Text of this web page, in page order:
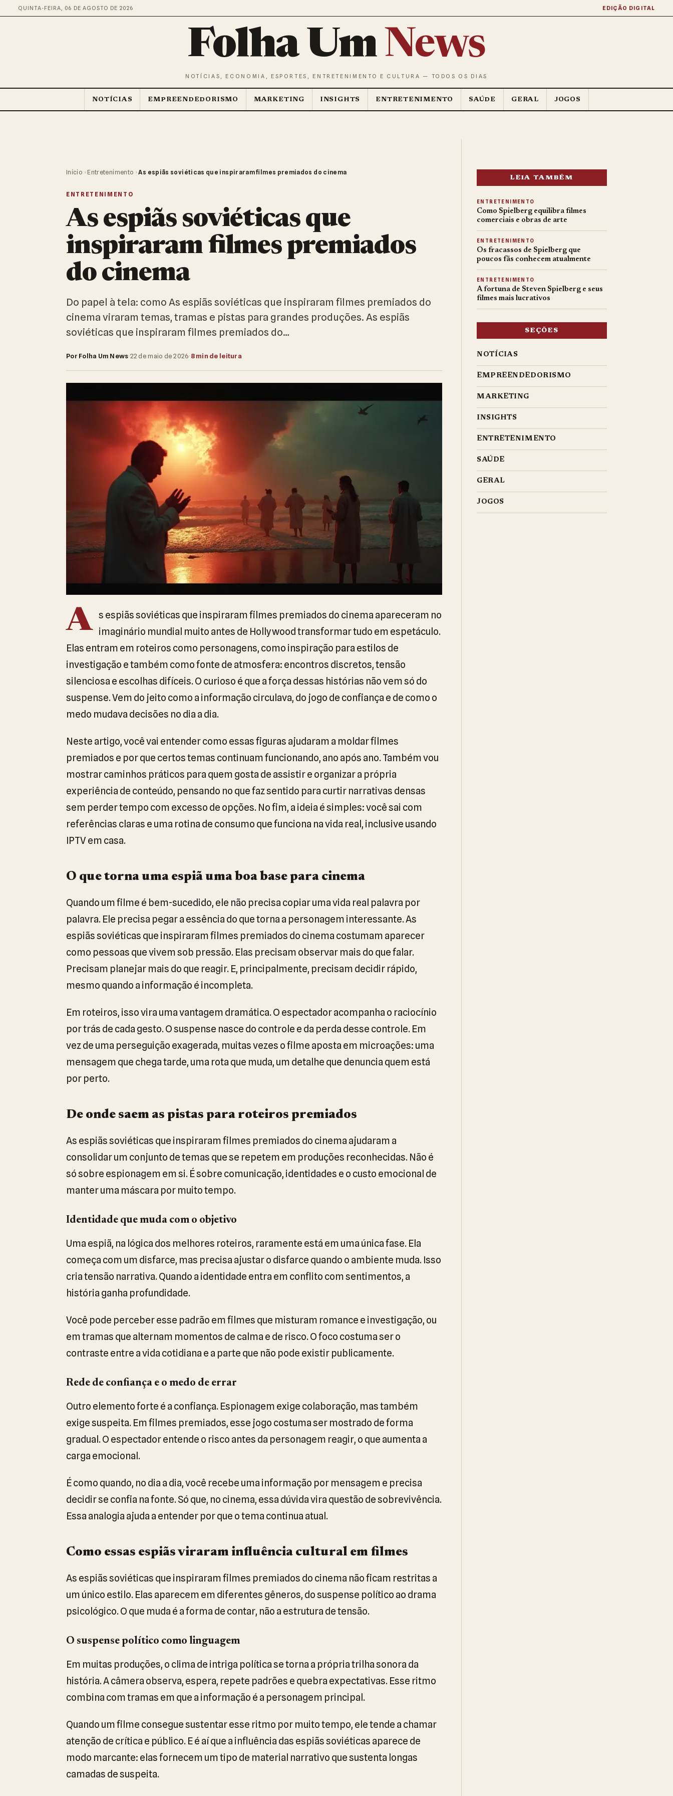
QUINTA-FEIRA, 06 DE AGOSTO DE 2026 EDIÇÃO DIGITAL
Folha Um News
NOTÍCIAS, ECONOMIA, ESPORTES, ENTRETENIMENTO E CULTURA — TODOS OS DIAS
NOTÍCIAS EMPREENDEDORISMO MARKETING INSIGHTS ENTRETENIMENTO SAÚDE GERAL JOGOS
Início › Entretenimento › As espiãs soviéticas que inspiraram filmes premiados do cinema
ENTRETENIMENTO
As espiãs soviéticas que
inspiraram filmes premiados
do cinema
Do papel à tela: como As espiãs soviéticas que inspiraram filmes premiados do
cinema viraram temas, tramas e pistas para grandes produções. As espiãs
soviéticas que inspiraram filmes premiados do…
Por Folha Um News·22 de maio de 2026·8 min de leitura
A s espiãs soviéticas que inspiraram filmes premiados do cinema apareceram no
imaginário mundial muito antes de Hollywood transformar tudo em espetáculo.
Elas entram em roteiros como personagens, como inspiração para estilos de
investigação e também como fonte de atmosfera: encontros discretos, tensão
silenciosa e escolhas difíceis. O curioso é que a força dessas histórias não vem só do
suspense. Vem do jeito como a informação circulava, do jogo de confiança e de como o
medo mudava decisões no dia a dia.
Neste artigo, você vai entender como essas figuras ajudaram a moldar filmes
premiados e por que certos temas continuam funcionando, ano após ano. Também vou
mostrar caminhos práticos para quem gosta de assistir e organizar a própria
experiência de conteúdo, pensando no que faz sentido para curtir narrativas densas
sem perder tempo com excesso de opções. No fim, a ideia é simples: você sai com
referências claras e uma rotina de consumo que funciona na vida real, inclusive usando
IPTV em casa.
O que torna uma espiã uma boa base para cinema
Quando um filme é bem-sucedido, ele não precisa copiar uma vida real palavra por
palavra. Ele precisa pegar a essência do que torna a personagem interessante. As
espiãs soviéticas que inspiraram filmes premiados do cinema costumam aparecer
como pessoas que vivem sob pressão. Elas precisam observar mais do que falar.
Precisam planejar mais do que reagir. E, principalmente, precisam decidir rápido,
mesmo quando a informação é incompleta.
Em roteiros, isso vira uma vantagem dramática. O espectador acompanha o raciocínio
por trás de cada gesto. O suspense nasce do controle e da perda desse controle. Em
vez de uma perseguição exagerada, muitas vezes o filme aposta em microações: uma
mensagem que chega tarde, uma rota que muda, um detalhe que denuncia quem está
por perto.
De onde saem as pistas para roteiros premiados
As espiãs soviéticas que inspiraram filmes premiados do cinema ajudaram a
consolidar um conjunto de temas que se repetem em produções reconhecidas. Não é
só sobre espionagem em si. É sobre comunicação, identidades e o custo emocional de
manter uma máscara por muito tempo.
Identidade que muda com o objetivo
Uma espiã, na lógica dos melhores roteiros, raramente está em uma única fase. Ela
começa com um disfarce, mas precisa ajustar o disfarce quando o ambiente muda. Isso
cria tensão narrativa. Quando a identidade entra em conflito com sentimentos, a
história ganha profundidade.
Você pode perceber esse padrão em filmes que misturam romance e investigação, ou
em tramas que alternam momentos de calma e de risco. O foco costuma ser o
contraste entre a vida cotidiana e a parte que não pode existir publicamente.
Rede de confiança e o medo de errar
Outro elemento forte é a confiança. Espionagem exige colaboração, mas também
exige suspeita. Em filmes premiados, esse jogo costuma ser mostrado de forma
gradual. O espectador entende o risco antes da personagem reagir, o que aumenta a
carga emocional.
É como quando, no dia a dia, você recebe uma informação por mensagem e precisa
decidir se confia na fonte. Só que, no cinema, essa dúvida vira questão de sobrevivência.
Essa analogia ajuda a entender por que o tema continua atual.
Como essas espiãs viraram influência cultural em filmes
As espiãs soviéticas que inspiraram filmes premiados do cinema não ficam restritas a
um único estilo. Elas aparecem em diferentes gêneros, do suspense político ao drama
psicológico. O que muda é a forma de contar, não a estrutura de tensão.
O suspense político como linguagem
Em muitas produções, o clima de intriga política se torna a própria trilha sonora da
história. A câmera observa, espera, repete padrões e quebra expectativas. Esse ritmo
combina com tramas em que a informação é a personagem principal.
Quando um filme consegue sustentar esse ritmo por muito tempo, ele tende a chamar
atenção de crítica e público. E é aí que a influência das espiãs soviéticas aparece de
modo marcante: elas fornecem um tipo de material narrativo que sustenta longas
camadas de suspeita.
LEIA TAMBÉM
ENTRETENIMENTO
Como Spielberg equilibra filmes
comerciais e obras de arte
ENTRETENIMENTO
Os fracassos de Spielberg que
poucos fãs conhecem atualmente
ENTRETENIMENTO
A fortuna de Steven Spielberg e seus
filmes mais lucrativos
SEÇÕES
NOTÍCIAS
EMPREENDEDORISMO
MARKETING
INSIGHTS
ENTRETENIMENTO
SAÚDE
GERAL
JOGOS